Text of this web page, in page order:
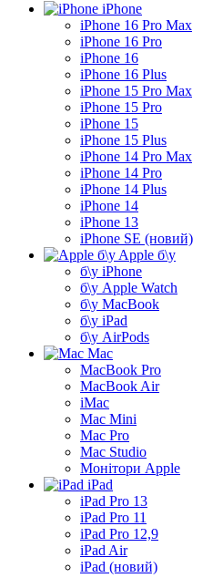
iPhone
iPhone 16 Pro Max
iPhone 16 Pro
iPhone 16
iPhone 16 Plus
iPhone 15 Pro Max
iPhone 15 Pro
iPhone 15
iPhone 15 Plus
iPhone 14 Pro Max
iPhone 14 Pro
iPhone 14 Plus
iPhone 14
iPhone 13
iPhone SE (новий)
Apple б\у
б\у iPhone
б\у Apple Watch
б\у MacBook
б\у iPad
б\у AirPods
Mac
MacBook Pro
MacBook Air
iMac
Mac Mini
Mac Pro
Mac Studio
Монітори Apple
iPad
iPad Pro 13
iPad Pro 11
iPad Pro 12,9
iPad Air
iPad (новий)